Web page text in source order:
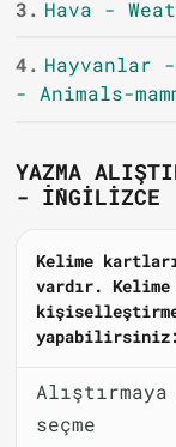
3. Hava -
4. Hayvanlar
- Animals-
YAZMA
- İNGILIZCE
Kelime
vardır. Kelime
yapabilirsiniz:
seçme